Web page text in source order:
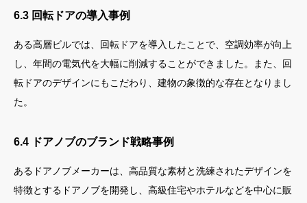
6.3 回転ドアの導入事例
ある高層ビルでは、回転ドアを導入したことで、空調効率が向上
し、年間の電気代を大幅に削減することができました。また、回
転ドアのデザインにもこだわり、建物の象徴的な存在となりまし
た。
6.4 ドアノブのブランド戦略事例
あるドアノブメーカーは、高品質な素材と洗練されたデザインを
特徴とするドアノブを開発し、高級住宅やホテルなどを中心に販